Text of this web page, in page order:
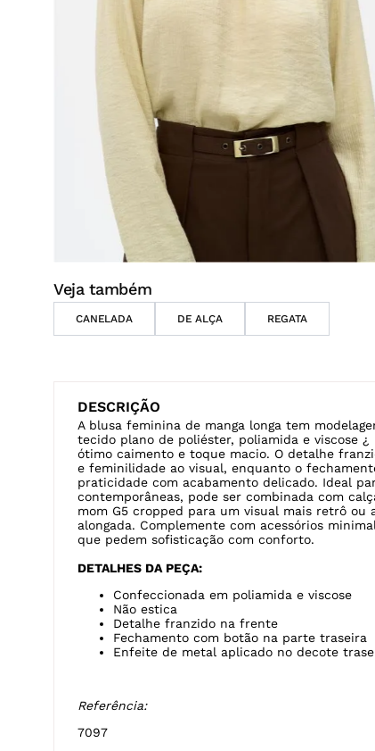
Veja também
CANELADA DE ALÇA REGATA
DESCRIÇÃO
A blusa feminina de manga longa tem
tecido plano de poliéster, poliamida e viscose
ótimo caimento e toque macio. O detalhe
e feminilidade ao visual, enquanto o
praticidade com acabamento delicado. Ideal
contemporâneas, pode ser combinada com
mom G5 cropped para um visual mais retrô ou
alongada. Complemente com acessórios
que pedem sofisticação com conforto.
DETALHES DA PEÇA:
Confeccionada em poliamida e viscose
Não estica
Detalhe franzido na frente
Fechamento com botão na parte traseira
Enfeite de metal aplicado no decote
Referência:
7097